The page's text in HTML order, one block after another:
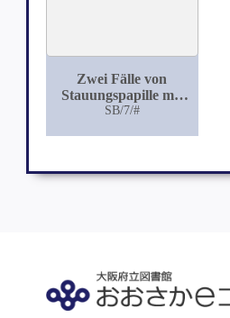
Zwei Fälle von
Stauungspapille mit
Zurückgehen der
SB/7/#